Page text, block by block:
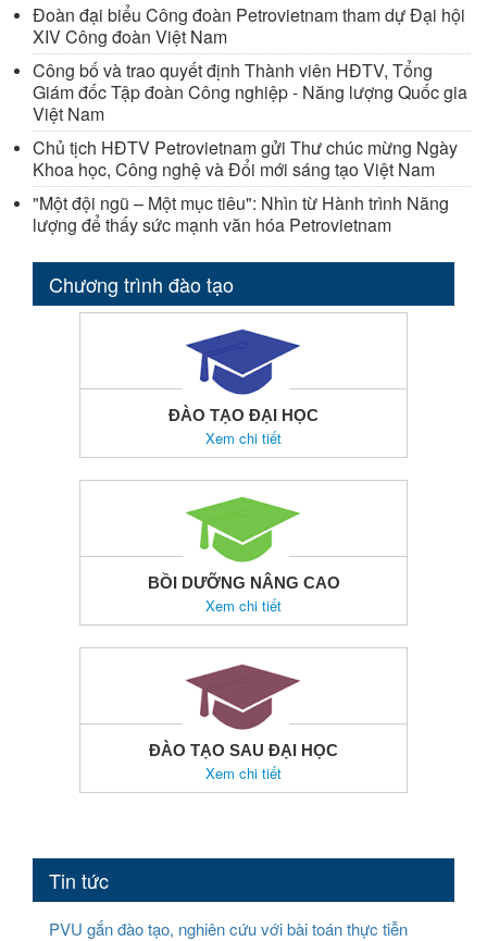
Đoàn đại biểu Công đoàn Petrovietnam tham dự Đại hội
XIV Công đoàn Việt Nam
Công bố và trao quyết định Thành viên HĐTV, Tổng
Giám đốc Tập đoàn Công nghiệp - Năng lượng Quốc gia
Việt Nam
Chủ tịch HĐTV Petrovietnam gửi Thư chúc mừng Ngày
Khoa học, Công nghệ và Đổi mới sáng tạo Việt Nam
"Một đội ngũ – Một mục tiêu": Nhìn từ Hành trình Năng
lượng để thấy sức mạnh văn hóa Petrovietnam
Chương trình đào tạo
ĐÀO TẠO ĐẠI HỌC
Xem chi tiết
BỒI DƯỠNG NÂNG CAO
Xem chi tiết
ĐÀO TẠO SAU ĐẠI HỌC
Xem chi tiết
Tin tức
PVU gắn đào tạo, nghiên cứu với bài toán thực tiễn